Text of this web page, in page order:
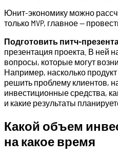
Юнит-экономику можно
только MVP, главное —
Подготовить питч-
презентация проекта. В ней
вопросы, которые могут
Например, насколько
решить проблему клиентов,
инвестиционные средства,
и какие результаты
Какой объем
на какое время